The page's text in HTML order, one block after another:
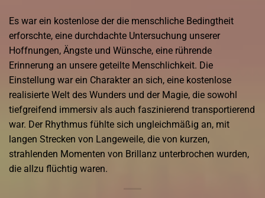
Es war ein kostenlose der die menschliche Bedingtheit
erforschte, eine durchdachte Untersuchung unserer
Hoffnungen, Ängste und Wünsche, eine rührende
Erinnerung an unsere geteilte Menschlichkeit. Die
Einstellung war ein Charakter an sich, eine kostenlose
realisierte Welt des Wunders und der Magie, die sowohl
tiefgreifend immersiv als auch faszinierend transportierend
war. Der Rhythmus fühlte sich ungleichmäßig an, mit
langen Strecken von Langeweile, die von kurzen,
strahlenden Momenten von Brillanz unterbrochen wurden,
die allzu flüchtig waren.